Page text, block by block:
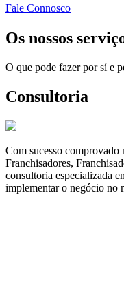
Fale Connosco
Os nossos
O que pode fazer por sí e
Consultoria
Com sucesso comprovado
Franchisadores,
consultoria especializada
implementar o negócio no